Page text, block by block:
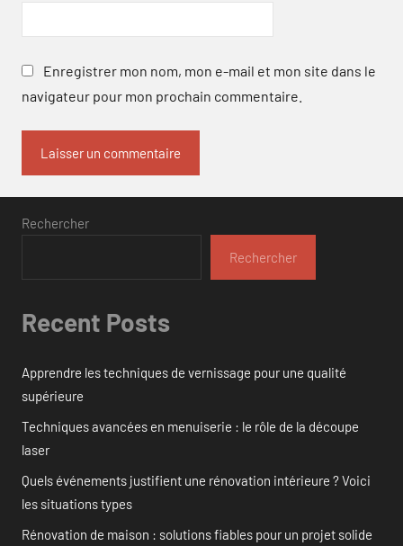
Enregistrer mon nom, mon e-mail et mon site dans le
navigateur pour mon prochain commentaire.
Rechercher
Rechercher
Recent Posts
Apprendre les techniques de vernissage pour une qualité
supérieure
Techniques avancées en menuiserie : le rôle de la découpe
laser
Quels événements justifient une rénovation intérieure ? Voici
les situations types
Rénovation de maison : solutions fiables pour un projet solide